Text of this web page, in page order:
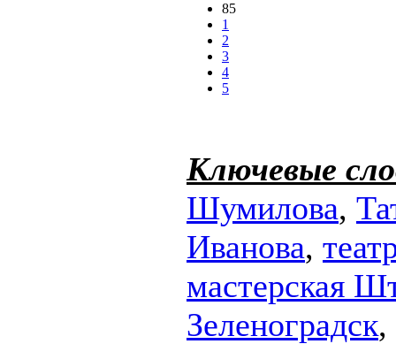
85
1
2
3
4
5
Ключевые
Шумилова,
Иванова,
мастерская
Зеленоградск,